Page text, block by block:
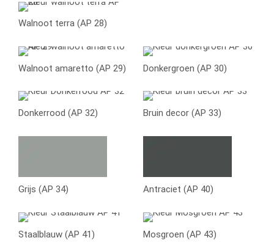
Walnoot terra (AP 28)
Walnoot amaretto (AP 29) Donkergroen (AP 30)
Donkerrood (AP 32) Bruin decor (AP 33)
Grijs (AP 34) Antraciet (AP 40)
Staalblauw (AP 41) Mosgroen (AP 43)